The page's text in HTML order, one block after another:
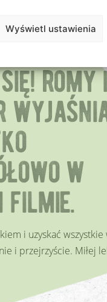
Wyświetl ustawienia
masz
romy i
w
filmie.
i uzyskać wszystkie
i przejrzyście. Miłej